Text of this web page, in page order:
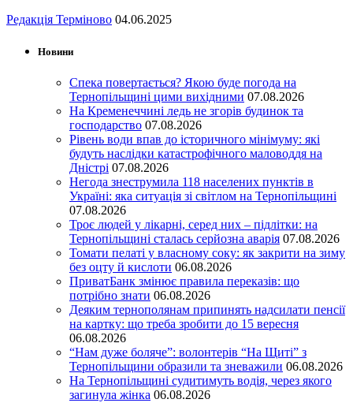
Редакція Терміново 04.06.2025
Новини
Спека повертається? Якою буде погода на
Тернопільщині цими вихідними 07.08.2026
На Кременеччині ледь не згорів будинок та
господарство 07.08.2026
Рівень води впав до історичного мінімуму: які
будуть наслідки катастрофічного маловоддя на
Дністрі 07.08.2026
Негода знеструмила 118 населених пунктів в
Україні: яка ситуація зі світлом на Тернопільщині
07.08.2026
Троє людей у лікарні, серед них – підлітки: на
Тернопільщині сталась серйозна аварія 07.08.2026
Томати пелаті у власному соку: як закрити на зиму
без оцту й кислоти 06.08.2026
ПриватБанк змінює правила переказів: що
потрібно знати 06.08.2026
Деяким тернополянам припинять надсилати пенсії
на картку: що треба зробити до 15 вересня
06.08.2026
“Нам дуже боляче”: волонтерів “На Щиті” з
Тернопільщини образили та зневажили 06.08.2026
На Тернопільщині судитимуть водія, через якого
загинула жінка 06.08.2026